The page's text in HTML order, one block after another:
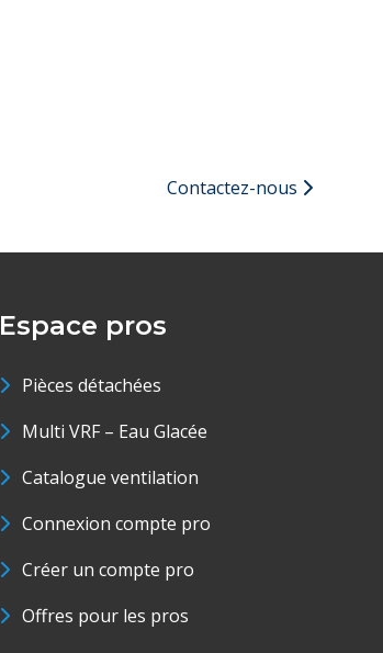
Contactez-nous
Espace pros
Pièces détachées
Multi VRF – Eau Glacée
Catalogue ventilation
Connexion compte pro
Créer un compte pro
Offres pour les pros